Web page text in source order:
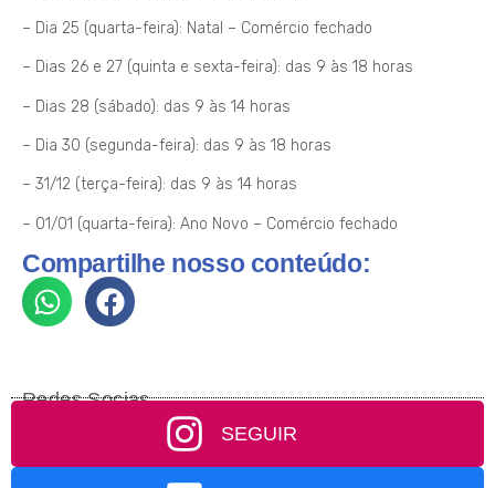
– Dia 25 (quarta-feira): Natal – Comércio fechado
– Dias 26 e 27 (quinta e sexta-feira): das 9 às 18 horas
– Dias 28 (sábado): das 9 às 14 horas
– Dia 30 (segunda-feira): das 9 às 18 horas
– 31/12 (terça-feira): das 9 às 14 horas
– 01/01 (quarta-feira): Ano Novo – Comércio fechado
Compartilhe nosso conteúdo:
Redes Socias
SEGUIR